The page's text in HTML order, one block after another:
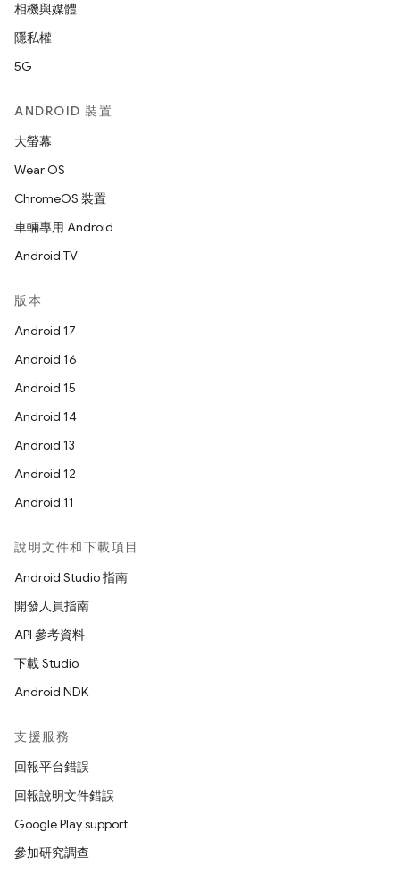
相機與媒體
隱私權
5G
ANDROID 裝置
大螢幕
Wear OS
ChromeOS 裝置
車輛專用 Android
Android TV
版本
Android 17
Android 16
Android 15
Android 14
Android 13
Android 12
Android 11
說明文件和下載項目
Android Studio 指南
開發人員指南
API 參考資料
下載 Studio
Android NDK
支援服務
回報平台錯誤
回報說明文件錯誤
Google Play support
參加研究調查